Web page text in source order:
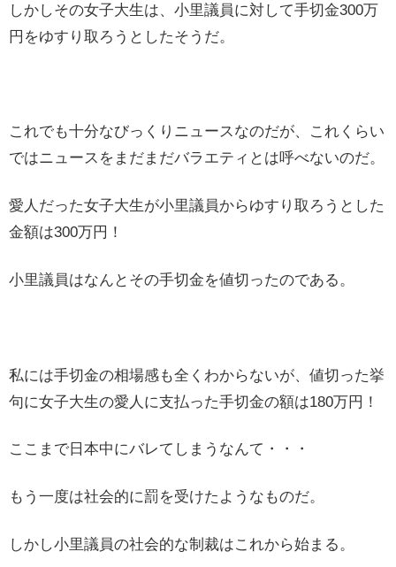
しかしその女子大生は、小里議員に対して手切金300万
円をゆすり取ろうとしたそうだ。
これでも十分なびっくりニュースなのだが、これくらい
ではニュースをまだまだバラエティとは呼べないのだ。
愛人だった女子大生が小里議員からゆすり取ろうとした
金額は300万円！
小里議員はなんとその手切金を値切ったのである。
私には手切金の相場感も全くわからないが、値切った挙
句に女子大生の愛人に支払った手切金の額は180万円！
ここまで日本中にバレてしまうなんて・・・
もう一度は社会的に罰を受けたようなものだ。
しかし小里議員の社会的な制裁はこれから始まる。